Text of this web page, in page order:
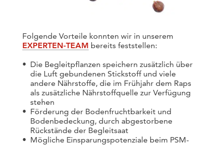
Folgende Vorteile konnten wir in unserem
EXPERTEN-TEAM bereits feststellen:
Die Begleitpflanzen speichern zusätzlich über
die Luft gebundenen Stickstoff und viele
andere Nährstoffe, die im Frühjahr dem Raps
als zusätzliche Nährstoffquelle zur Verfügung
stehen
Förderung der Bodenfruchtbarkeit und
Bodenbedeckung, durch abgestorbene
Rückstände der Begleitsaat
Mögliche Einsparungspotenziale beim PSM-